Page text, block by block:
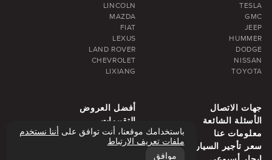
TESLA
LINCOLN
GMC
MAZDA
JEEP
FIAT
HUMMER
LEXUS
DODGE
LAND ROVER
NISSAN
CHEVROLET
TOYOTA
LIXIANG
جهات الاتصال
أفضل العروض
الأسئلة الشائعة
التقييمات
معلومات عنا
مدونة
سعر تأجير السيارة
منطقة دبي
باستخدامك موقعنا، أنت توافق على أننا نستخدم
ملفات تعريف الارتباط
موافق